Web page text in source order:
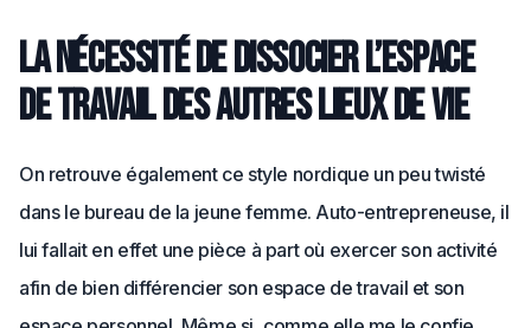
La nécessité de dissocier l’espace
de travail des autres lieux de vie
On retrouve également ce style nordique un peu twisté
dans le bureau de la jeune femme. Auto-entrepreneuse, il
lui fallait en effet une pièce à part où exercer son activité
afin de bien différencier son espace de travail et son